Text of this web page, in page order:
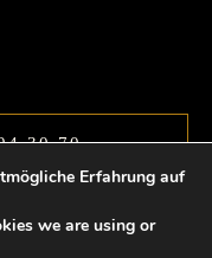
30 70
Erfahrung auf
we are using or